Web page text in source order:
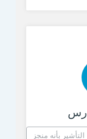
رابط الكتروني
التأشير بأنه منجز